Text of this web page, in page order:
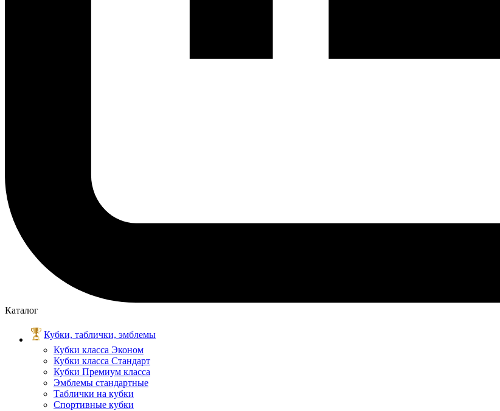
Каталог
Кубки, таблички, эмблемы
Кубки класса Эконом
Кубки класса Стандарт
Кубки Премиум класса
Эмблемы стандартные
Таблички на кубки
Спортивные кубки